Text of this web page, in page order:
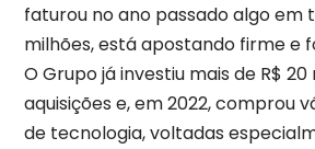
faturou no ano passado algo em
milhões, está apostando firme e
O Grupo já investiu mais de R$ 20
aquisições e, em 2022, comprou
de tecnologia, voltadas